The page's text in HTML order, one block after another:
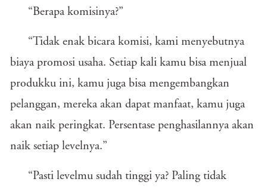
“Berapa komisinya?”
“Tidak enak bicara komisi, kami menyebutnya
biaya promosi usaha. Setiap kali kamu bisa menjual
produkku ini, kamu juga bisa mengembangkan
pelanggan, mereka akan dapat manfaat, kamu juga
akan naik peringkat. Persentase penghasilannya akan
naik setiap levelnya.”
“Pasti levelmu sudah tinggi ya? Paling tidak